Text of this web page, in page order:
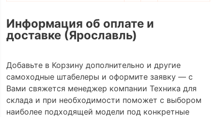
Информация об оплате и
доставке (Ярославль)
Добавьте в Корзину дополнительно и другие
самоходные штабелеры и оформите заявку — с
Вами свяжется менеджер компании Техника для
склада и при необходимости поможет с выбором
наиболее подходящей модели под конкретные